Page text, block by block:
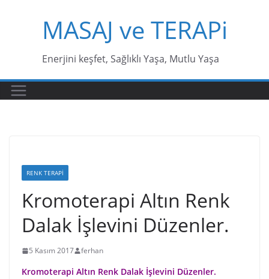
MASAJ ve TERAPi
Enerjini keşfet, Sağlıklı Yaşa, Mutlu Yaşa
RENK TERAPI
Kromoterapi Altın Renk
Dalak İşlevini Düzenler.
5 Kasım 2017 ferhan
Kromoterapi Altın Renk Dalak İşlevini Düzenler.